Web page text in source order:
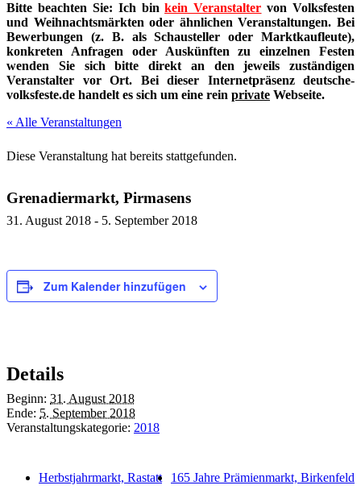
Bitte beachten Sie: Ich binkein Veranstalter von Volksfesten
und Weihnachtsmärkten oder ähnlichen Veranstaltungen. Bei
Bewerbungen (z. B. als Schausteller oder Marktkaufleute),
konkreten Anfragen oder Auskünften zu einzelnen Festen
wenden Sie sich bitte direkt an den jeweils zuständigen
Veranstalter vor Ort. Bei dieser Internetpräsenz deutsche-
volksfeste.de handelt es sich um eine rein private Webseite.
« Alle Veranstaltungen
Diese Veranstaltung hat bereits stattgefunden.
Grenadiermarkt, Pirmasens
31. August 2018 - 5. September 2018
Zum Kalender hinzufügen
Details
Beginn: 31. August 2018
Ende: 5. September 2018
Veranstaltungskategorie: 2018
Herbstjahrmarkt, Rastatt 165 Jahre Prämienmarkt, Birkenfeld